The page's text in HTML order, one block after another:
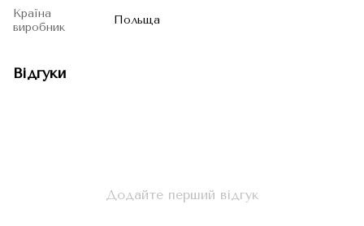
Країна
виробник
Польща
Відгуки
Додайте перший відгук